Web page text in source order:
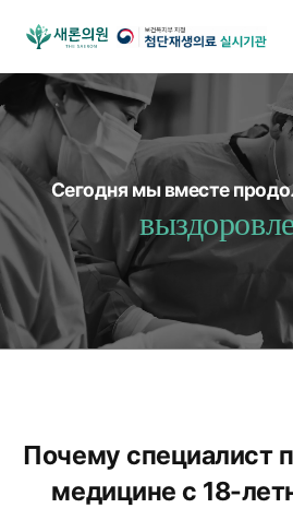
Сегодня мы вместе
Почему специалист
медицине с 18-